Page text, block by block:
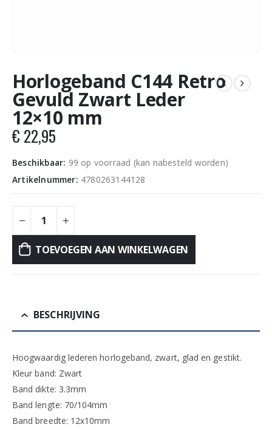
Horlogeband C144 Retro
Gevuld Zwart Leder
12×10 mm
€ 22,95
Beschikbaar: 99 op voorraad (kan nabesteld worden)
Artikelnummer: 4780263144128
TOEVOEGEN AAN WINKELWAGEN
BESCHRIJVING
Hoogwaardig lederen horlogeband, zwart, glad en gestikt.
Kleur band: Zwart
Band dikte: 3.3mm
Band lengte: 70/104mm
Band breedte: 12x10mm